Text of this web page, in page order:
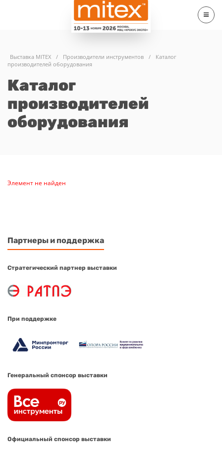
Выставка MITEX / Производители инструментов /
Каталог
производителей оборудования
Каталог
производителей
оборудования
Элемент не найден
Партнеры и поддержка
Стратегический партнер выставки
При поддержке
Генеральный спонсор выставки
Официальный спонсор выставки